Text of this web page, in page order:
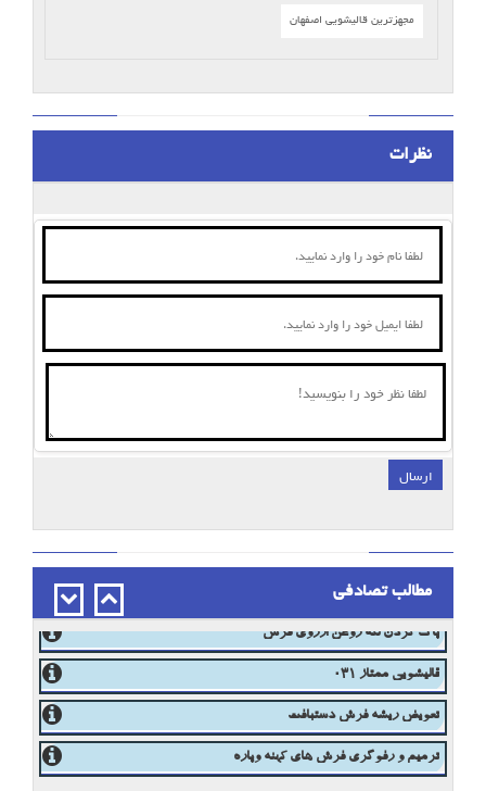
مجهزترین قالیشویی اصفهان
نظرات
ارسال
مطالب تصادفی
از بین بردن لکه چربی روی فرش
پاک کردن لکه روغن ازروی فرش
قالیشویی ممتاز 031
تعویض ریشه فرش دستبافت